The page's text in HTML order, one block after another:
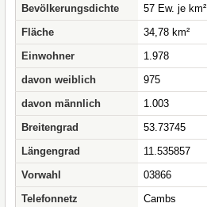
Bevölkerungsdichte
57 Ew. je km²
Fläche
34,78 km²
Einwohner
1.978
davon weiblich
975
davon männlich
1.003
Breitengrad
53.73745
Längengrad
11.535857
Vorwahl
03866
Telefonnetz
Cambs